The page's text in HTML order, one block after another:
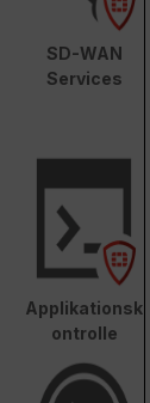
SD-WAN
Services
Applikationsk
ontrolle